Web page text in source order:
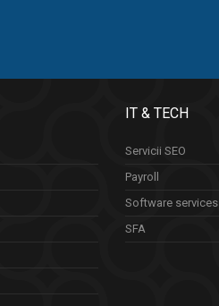
IT & TECH
Servicii SEO
Payroll
Software services
SFA